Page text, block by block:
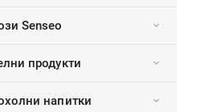
Senseo
продукти
напитки